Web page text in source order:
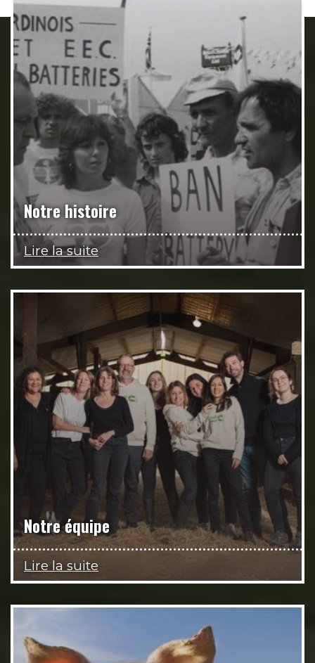
Notre histoire
Lire la suite
Notre équipe
Lire la suite